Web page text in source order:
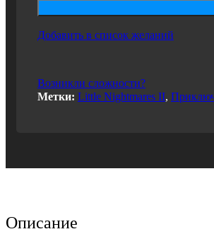
Добавить в список желаний
Возникли сложности?
Метки: Little Nightmares II,
Описание